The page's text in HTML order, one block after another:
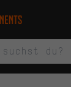
springen
springen
Startseite